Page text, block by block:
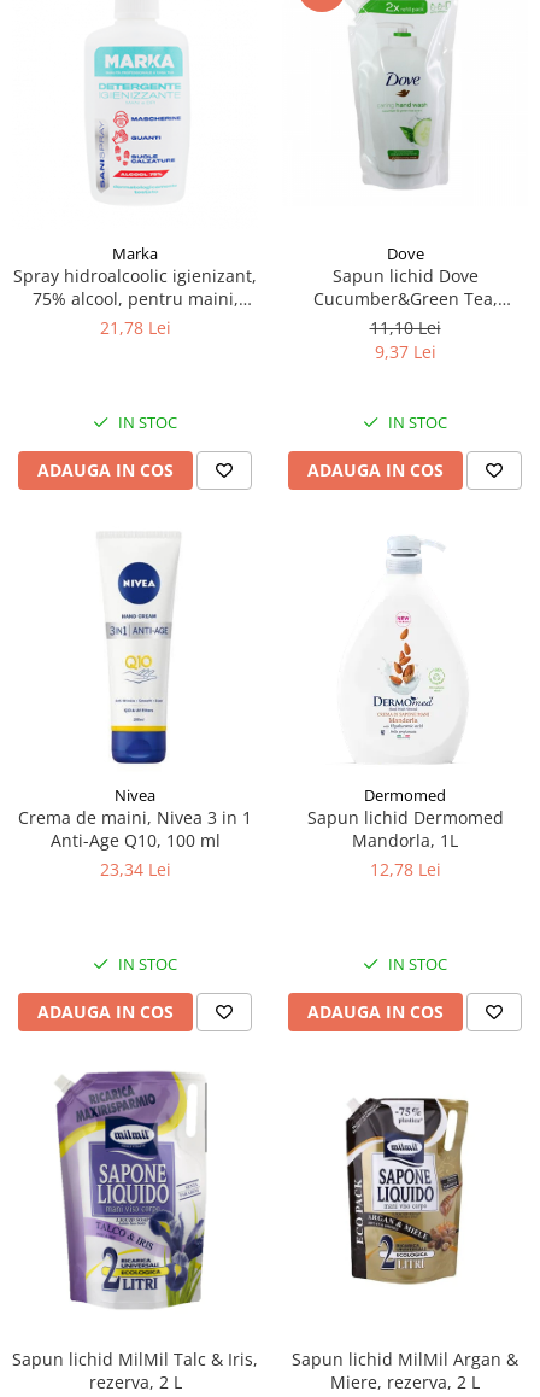
Marka
Spray hidroalcoolic igienizant,
75% alcool, pentru maini,
manusi, masti si talpi pantofi,
21,78 Lei
IN STOC
ADAUGA IN COS
Dove
Sapun lichid Dove
Cucumber&Green Tea,
rezerva, 500 ml
11,10 Lei
9,37 Lei
IN STOC
ADAUGA IN COS
Nivea
Crema de maini, Nivea 3 in 1
Anti-Age Q10, 100 ml
23,34 Lei
IN STOC
ADAUGA IN COS
Dermomed
Sapun lichid Dermomed
Mandorla, 1L
12,78 Lei
IN STOC
ADAUGA IN COS
Sapun lichid MilMil Talc & Iris,
rezerva, 2 L
Sapun lichid MilMil Argan &
Miere, rezerva, 2 L